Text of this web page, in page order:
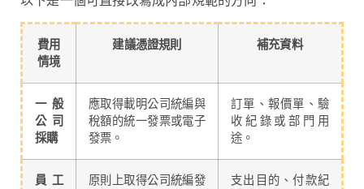
費用
情境
建議憑證規則 補充資料
一般
公司
採購
應取得載明公司統編與
稅額的統一發票或電子
發票。
訂單、報價單、驗
收紀錄或部門用
途。
員工
原則上取得公司統編發
支出目的、付款紀